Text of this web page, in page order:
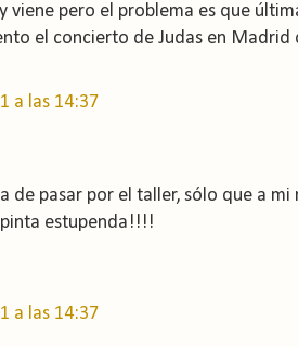
viene pero el problema es que
el concierto de Judas en Madrid
a las 14:37
de pasar por el taller, sólo que a mi
estupenda!!!!
a las 14:37